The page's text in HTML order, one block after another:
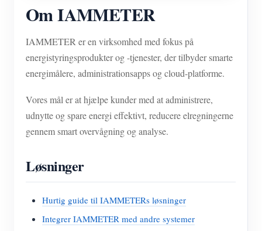
Om IAMMETER
IAMMETER er en virksomhed med fokus på
energistyringsprodukter og -tjenester, der tilbyder smarte
energimålere, administrationsapps og cloud-platforme.
Vores mål er at hjælpe kunder med at administrere,
udnytte og spare energi effektivt, reducere elregningerne
gennem smart overvågning og analyse.
Løsninger
Hurtig guide til IAMMETERs løsninger
Integrer IAMMETER med andre systemer